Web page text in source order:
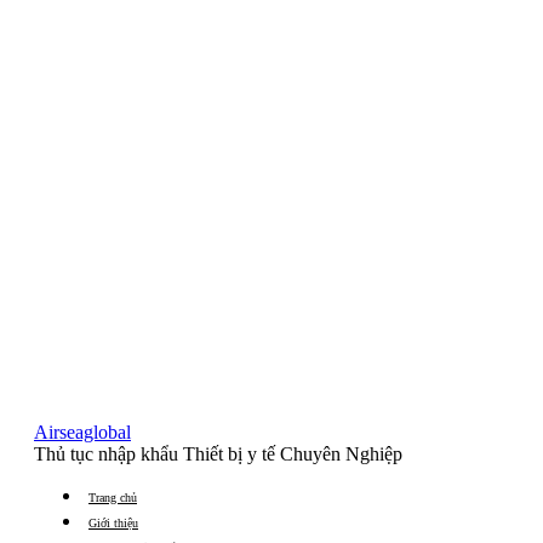
Airseaglobal
Thủ tục nhập khẩu Thiết bị y tế Chuyên Nghiệp
Trang chủ
Giới thiệu